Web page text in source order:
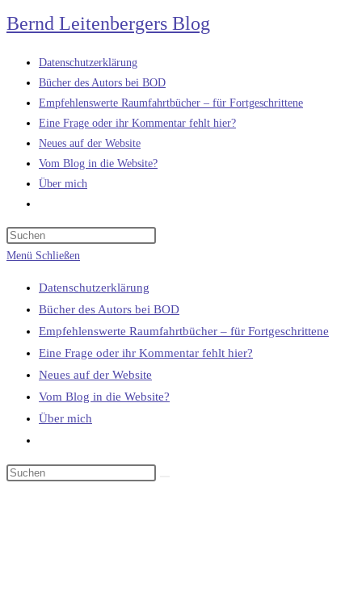
Zum
Inhalt
springen
Bernd Leitenbergers Blog
Datenschutzerklärung
Bücher des Autors bei BOD
Empfehlenswerte Raumfahrtbücher – für Fortgeschrittene
Eine Frage oder ihr Kommentar fehlt hier?
Neues auf der Website
Vom Blog in die Website?
Über mich
umschalten
Menü Schließen
Datenschutzerklärung
Bücher des Autors bei BOD
Empfehlenswerte Raumfahrtbücher – für Fortgeschrittene
Eine Frage oder ihr Kommentar fehlt hier?
Neues auf der Website
Vom Blog in die Website?
Über mich
umschalten